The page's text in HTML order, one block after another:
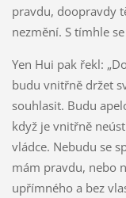
pravdu, doopravdy
nezmění. S tímhle
Yen Hui pak řekl:
budu vnitřně držet
souhlasit. Budu
když je vnitřně
vládce. Nebudu se
mám pravdu, nebo
upřímného a bez